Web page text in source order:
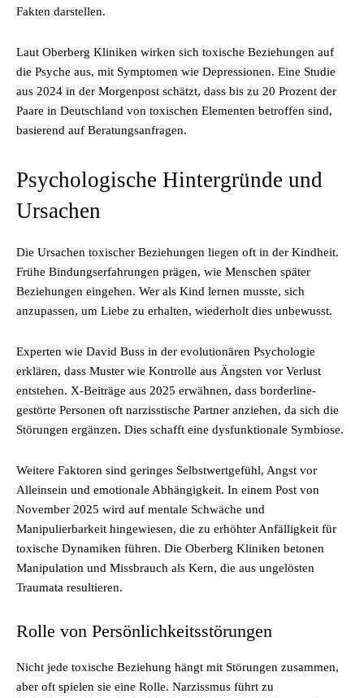
Fakten darstellen.
Laut Oberberg Kliniken wirken sich toxische Beziehungen auf
die Psyche aus, mit Symptomen wie Depressionen. Eine Studie
aus 2024 in der Morgenpost schätzt, dass bis zu 20 Prozent der
Paare in Deutschland von toxischen Elementen betroffen sind,
basierend auf Beratungsanfragen.
Psychologische Hintergründe und
Ursachen
Die Ursachen toxischer Beziehungen liegen oft in der Kindheit.
Frühe Bindungserfahrungen prägen, wie Menschen später
Beziehungen eingehen. Wer als Kind lernen musste, sich
anzupassen, um Liebe zu erhalten, wiederholt dies unbewusst.
Experten wie David Buss in der evolutionären Psychologie
erklären, dass Muster wie Kontrolle aus Ängsten vor Verlust
entstehen. X-Beiträge aus 2025 erwähnen, dass borderline-
gestörte Personen oft narzisstische Partner anziehen, da sich die
Störungen ergänzen. Dies schafft eine dysfunktionale Symbiose.
Weitere Faktoren sind geringes Selbstwertgefühl, Angst vor
Alleinsein und emotionale Abhängigkeit. In einem Post von
November 2025 wird auf mentale Schwäche und
Manipulierbarkeit hingewiesen, die zu erhöhter Anfälligkeit für
toxische Dynamiken führen. Die Oberberg Kliniken betonen
Manipulation und Missbrauch als Kern, die aus ungelösten
Traumata resultieren.
Rolle von Persönlichkeitsstörungen
Nicht jede toxische Beziehung hängt mit Störungen zusammen,
aber oft spielen sie eine Rolle. Narzissmus führt zu